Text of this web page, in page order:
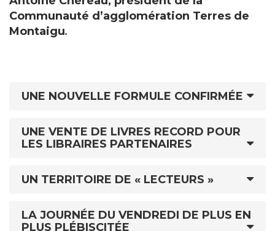
Communauté d’agglomération Terres de
Montaigu.
UNE NOUVELLE FORMULE CONFIRMÉE
UNE VENTE DE LIVRES RECORD POUR
LES LIBRAIRES PARTENAIRES
UN TERRITOIRE DE « LECTEURS »
LA JOURNÉE DU VENDREDI DE PLUS EN
PLUS PLÉBISCITÉE